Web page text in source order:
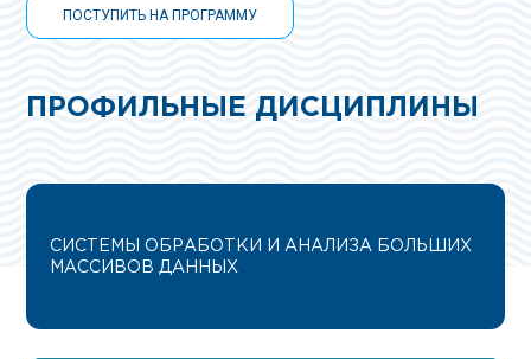
ПОСТУПИТЬ НА ПРОГРАММУ
ПРОФИЛЬНЫЕ ДИСЦИПЛИНЫ
СИСТЕМЫ ОБРАБОТКИ И АНАЛИЗА БОЛЬШИХ
МАССИВОВ ДАННЫХ